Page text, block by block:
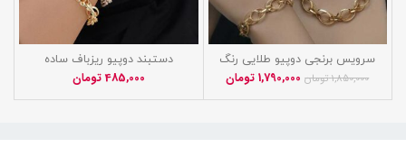
سرویس برنجی دوپیو طلایی رنگ
100% ثابت تضمینی
1,850,000تومان 1,790,000 تومان
دستبند دوپیو ریزباف ساده
485,000 تومان